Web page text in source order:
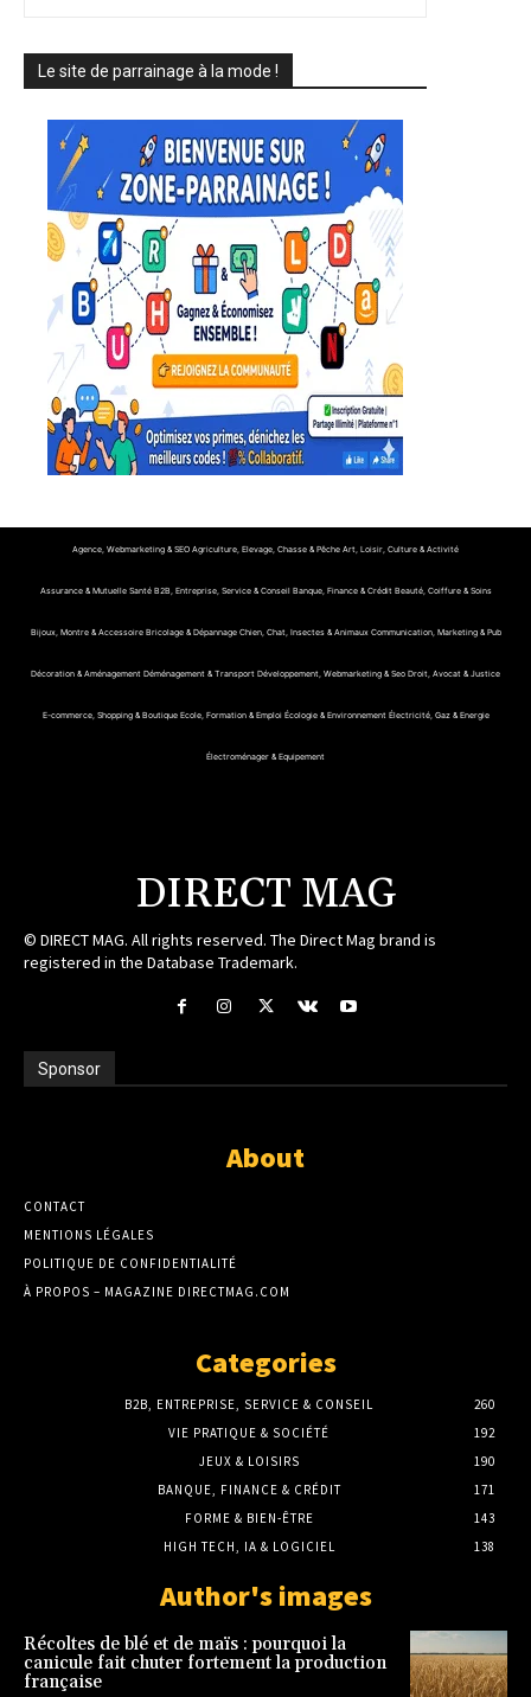
Le site de parrainage à la mode !
Agence, Webmarketing & SEO Agriculture, Elevage, Chasse & Pêche Art, Loisir, Culture & Activité
Assurance & Mutuelle Santé B2B, Entreprise, Service & Conseil Banque, Finance & Crédit Beauté, Coiffure & Soins
Bijoux, Montre & Accessoire Bricolage & Dépannage Chien, Chat, Insectes & Animaux Communication, Marketing & Pub
Décoration & Aménagement Déménagement & Transport Développement, Webmarketing & Seo Droit, Avocat & Justice
E-commerce, Shopping & Boutique Ecole, Formation & Emploi Écologie & Environnement Électricité, Gaz & Energie
Électroménager & Equipement
DIRECT MAG
© DIRECT MAG. All rights reserved. The Direct Mag brand is
registered in the Database Trademark.
Sponsor
About
CONTACT
MENTIONS LÉGALES
POLITIQUE DE CONFIDENTIALITÉ
À PROPOS – MAGAZINE DIRECTMAG.COM
Categories
B2B, ENTREPRISE, SERVICE & CONSEIL
260
VIE PRATIQUE & SOCIÉTÉ
192
JEUX & LOISIRS
190
BANQUE, FINANCE & CRÉDIT
171
FORME & BIEN-ÊTRE
143
HIGH TECH, IA & LOGICIEL
138
Author's images
Récoltes de blé et de maïs : pourquoi la
canicule fait chuter fortement la production
française